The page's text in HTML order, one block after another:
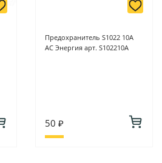
Предохранитель S1022 10А
АС Энергия арт. S102210A
50 ₽